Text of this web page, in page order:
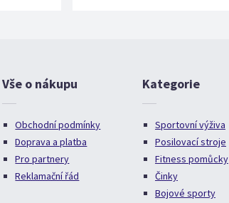
Vše o nákupu
Obchodní podmínky
Doprava a platba
Pro partnery
Reklamační řád
Kategorie
Sportovní výživa
Posilovací stroje
Fitness pomůcky
Činky
Bojové sporty